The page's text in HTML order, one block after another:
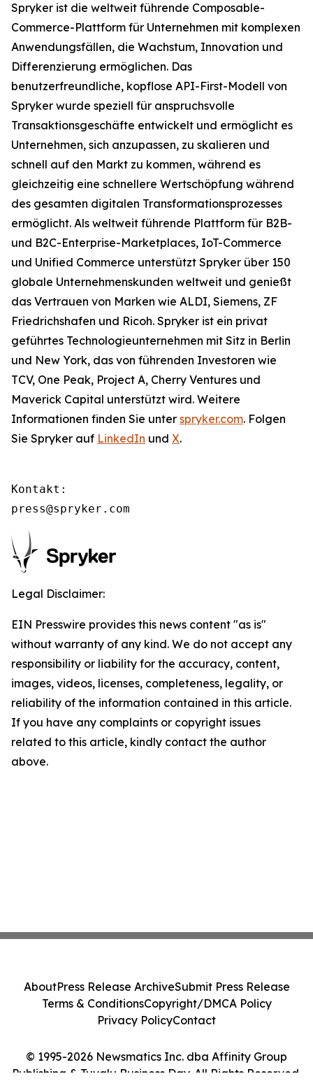
Spryker ist die weltweit führende Composable-
Commerce-Plattform für Unternehmen mit komplexen
Anwendungsfällen, die Wachstum, Innovation und
Differenzierung ermöglichen. Das
benutzerfreundliche, kopflose API-First-Modell von
Spryker wurde speziell für anspruchsvolle
Transaktionsgeschäfte entwickelt und ermöglicht es
Unternehmen, sich anzupassen, zu skalieren und
schnell auf den Markt zu kommen, während es
gleichzeitig eine schnellere Wertschöpfung während
des gesamten digitalen Transformationsprozesses
ermöglicht. Als weltweit führende Plattform für B2B-
und B2C-Enterprise-Marketplaces, IoT-Commerce
und Unified Commerce unterstützt Spryker über 150
globale Unternehmenskunden weltweit und genießt
das Vertrauen von Marken wie ALDI, Siemens, ZF
Friedrichshafen und Ricoh. Spryker ist ein privat
geführtes Technologieunternehmen mit Sitz in Berlin
und New York, das von führenden Investoren wie
TCV, One Peak, Project A, Cherry Ventures und
Maverick Capital unterstützt wird. Weitere
Informationen finden Sie unter spryker.com. Folgen
Sie Spryker auf LinkedIn und X.
Kontakt:
press@spryker.com
Legal Disclaimer:
EIN Presswire provides this news content "as is"
without warranty of any kind. We do not accept any
responsibility or liability for the accuracy, content,
images, videos, licenses, completeness, legality, or
reliability of the information contained in this article.
If you have any complaints or copyright issues
related to this article, kindly contact the author
above.
© 1995-2026 Newsmatics Inc. dba Affinity Group
Publishing & Tuvalu Business Day. All Rights Reserved.
AboutPress Release ArchiveSubmit Press Release
Terms & ConditionsCopyright/DMCA Policy
Privacy PolicyContact